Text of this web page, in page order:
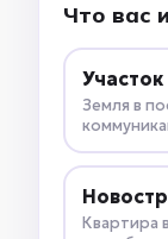
Что вас
Участок
Земля в
Квартира